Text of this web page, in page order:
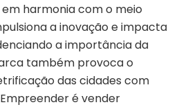
harmonia com o meio
a inovação e impacta
a importância da
também provoca o
das cidades com
é vender